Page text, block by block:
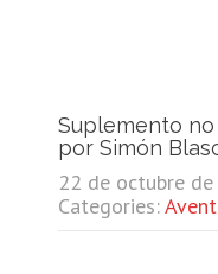
Suplemento no
por Simón
22 de octubre
Categories: